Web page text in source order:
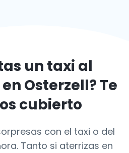
un taxi al
Osterzell? Te
cubierto
con el taxi o del
Tanto si aterrizas en